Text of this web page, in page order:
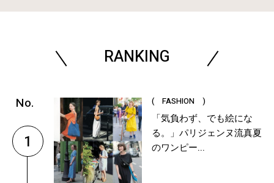
RANKING
1
( FASHION )
「気負わず、でも絵にな
る。」パリジェンヌ流真夏
のワンピー...